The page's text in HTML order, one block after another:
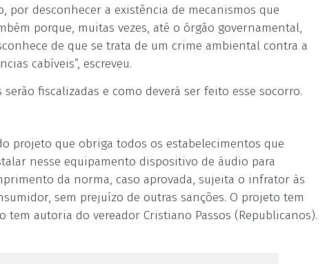
por desconhecer a existência de mecanismos que
porque, muitas vezes, até o órgão governamental,
de que se trata de um crime ambiental contra a
cabíveis”, escreveu.
fiscalizadas e como deverá ser feito esse socorro.
projeto que obriga todos os estabelecimentos que
nesse equipamento dispositivo de áudio para
da norma, caso aprovada, sujeita o infrator às
sem prejuízo de outras sanções. O projeto tem
tem autoria do vereador Cristiano Passos (Republicanos).